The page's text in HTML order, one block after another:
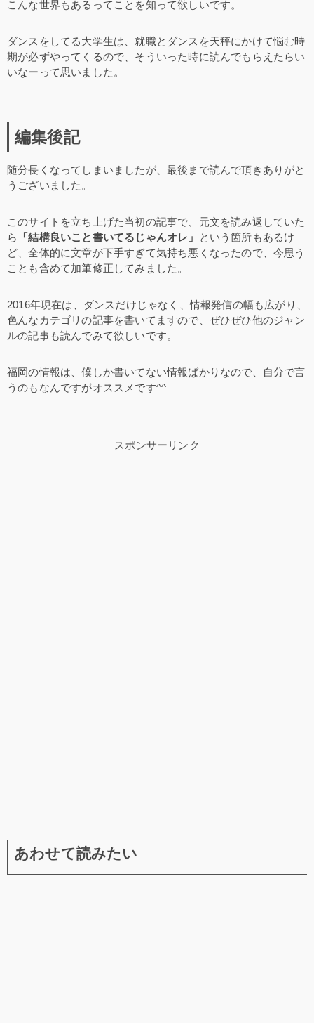
こんな世界もあるってことを知って欲しいです。
ダンスをしてる大学生は、就職とダンスを天秤にかけて悩む時
期が必ずやってくるので、そういった時に読んでもらえたらい
いなーって思いました。
編集後記
随分長くなってしまいましたが、最後まで読んで頂きありがと
うございました。
このサイトを立ち上げた当初の記事で、元文を読み返していた
ら
「結構良いこと書いてるじゃんオレ」
という箇所もあるけ
ど、全体的に文章が下手すぎて気持ち悪くなったので、今思う
ことも含めて加筆修正してみました。
2016年現在は、ダンスだけじゃなく、情報発信の幅も広がり、
色んなカテゴリの記事を書いてますので、ぜひぜひ他のジャン
ルの記事も読んでみて欲しいです。
福岡の情報は、僕しか書いてない情報ばかりなので、自分で言
うのもなんですがオススメです^^
スポンサーリンク
あわせて読みたい